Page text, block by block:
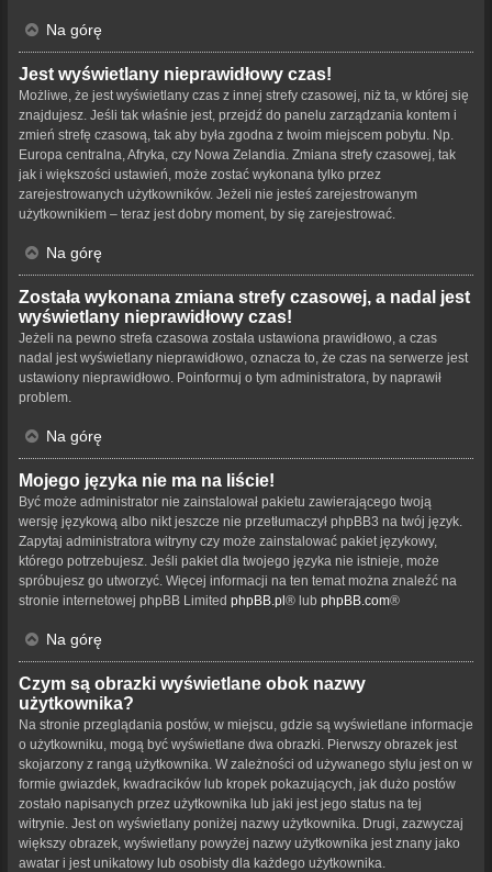
Na górę
Jest wyświetlany nieprawidłowy czas!
Możliwe, że jest wyświetlany czas z innej strefy czasowej, niż ta, w której się
znajdujesz. Jeśli tak właśnie jest, przejdź do panelu zarządzania kontem i
zmień strefę czasową, tak aby była zgodna z twoim miejscem pobytu. Np.
Europa centralna, Afryka, czy Nowa Zelandia. Zmiana strefy czasowej, tak
jak i większości ustawień, może zostać wykonana tylko przez
zarejestrowanych użytkowników. Jeżeli nie jesteś zarejestrowanym
użytkownikiem – teraz jest dobry moment, by się zarejestrować.
Na górę
Została wykonana zmiana strefy czasowej, a nadal jest
wyświetlany nieprawidłowy czas!
Jeżeli na pewno strefa czasowa została ustawiona prawidłowo, a czas
nadal jest wyświetlany nieprawidłowo, oznacza to, że czas na serwerze jest
ustawiony nieprawidłowo. Poinformuj o tym administratora, by naprawił
problem.
Na górę
Mojego języka nie ma na liście!
Być może administrator nie zainstalował pakietu zawierającego twoją
wersję językową albo nikt jeszcze nie przetłumaczył phpBB3 na twój język.
Zapytaj administratora witryny czy może zainstalować pakiet językowy,
którego potrzebujesz. Jeśli pakiet dla twojego języka nie istnieje, może
spróbujesz go utworzyć. Więcej informacji na ten temat można znaleźć na
stronie internetowej phpBB Limited phpBB.pl® lub phpBB.com®
Na górę
Czym są obrazki wyświetlane obok nazwy
użytkownika?
Na stronie przeglądania postów, w miejscu, gdzie są wyświetlane informacje
o użytkowniku, mogą być wyświetlane dwa obrazki. Pierwszy obrazek jest
skojarzony z rangą użytkownika. W zależności od używanego stylu jest on w
formie gwiazdek, kwadracików lub kropek pokazujących, jak dużo postów
zostało napisanych przez użytkownika lub jaki jest jego status na tej
witrynie. Jest on wyświetlany poniżej nazwy użytkownika. Drugi, zazwyczaj
większy obrazek, wyświetlany powyżej nazwy użytkownika jest znany jako
awatar i jest unikatowy lub osobisty dla każdego użytkownika.